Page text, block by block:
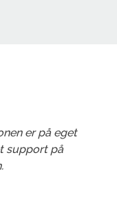
er på eget
support på